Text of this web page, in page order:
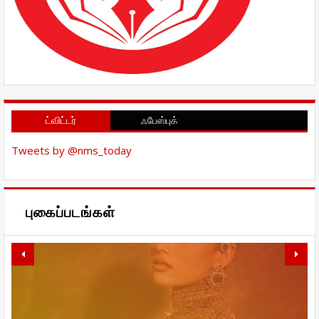
ட்விட்டர் ஃபேஸ்புக்
Tweets by @nms_today
புகைப்படங்கள்